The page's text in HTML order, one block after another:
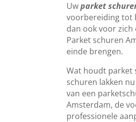
Uwparket
voorbereiding tot
dan ook voor
Parket schuren
einde brengen.
Wat houdt parket
schuren lakken
van een
Amsterdam, de
professionele